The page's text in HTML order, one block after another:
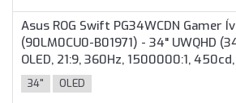
Asus ROG Swift PG34WCDN Gamer
(90LM0CU0-B01971) - 34" UWQHD
OLED, 21:9, 360Hz, 1500000:1,
DisplayPort, 2xHDMI, USB-C, 3 év
színben
34" OLED